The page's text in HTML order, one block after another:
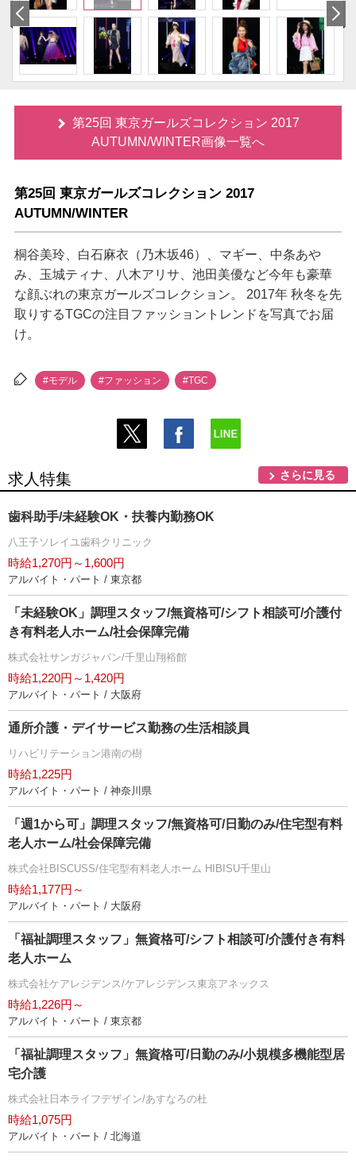
第25回 東京ガールズコレクション 2017
AUTUMN/WINTER画像一覧へ
第25回 東京ガールズコレクション 2017
AUTUMN/WINTER
桐谷美玲、白石麻衣（乃木坂46）、マギー、中条あ
み、玉城ティナ、八木アリサ、池田美優など今年も豪華
な顔ぶれの東京ガールズコレクション。 2017年 秋冬を先
取りするTGCの注目ファッショントレンドを写真でお届
け。
#モデル #ファッション #TGC
求人特集 さらに見る
歯科助手/未経験OK・扶養内勤務OK
八王子ソレイユ歯科クリニック
時給1,270円～1,600円
アルバイト・パート / 東京都
「未経験OK」調理スタッフ/無資格可/シフト相談可/介護付
き有料老人ホーム/社会保障完備
株式会社サンガジャパン/千里山翔裕館
時給1,220円～1,420円
アルバイト・パート / 大阪府
通所介護・デイサービス勤務の生活相談員
リハビリテーション港南の樹
時給1,225円
アルバイト・パート / 神奈川県
「週1から可」調理スタッフ/無資格可/日勤のみ/住宅型有料
老人ホーム/社会保障完備
株式会社BISCUSS/住宅型有料老人ホーム HIBISU千里山
時給1,177円～
アルバイト・パート / 大阪府
「福祉調理スタッフ」無資格可/シフト相談可/介護付き有料
老人ホーム
株式会社ケアレジデンス/ケアレジデンス東京アネックス
時給1,226円～
アルバイト・パート / 東京都
「福祉調理スタッフ」無資格可/日勤のみ/小規模多機能型居
宅介護
株式会社日本ライフデザイン/あすなろの杜
時給1,075円
アルバイト・パート / 北海道